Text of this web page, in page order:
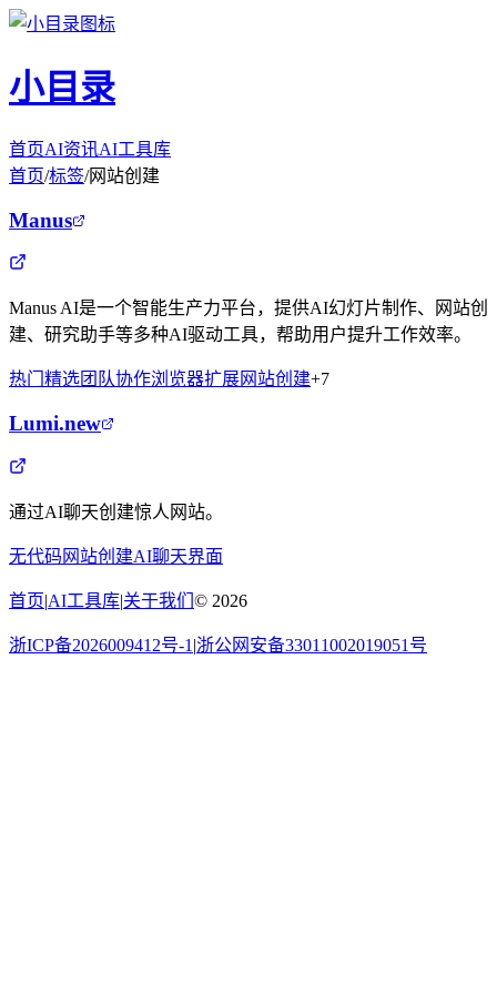
小目录
首页AI资讯AI工具库
首页/标签/网站创建
Manus
Manus AI是一个智能生产力平台，提供AI幻灯片制作、网站创
建、研究助手等多种AI驱动工具，帮助用户提升工作效率。
热门精选团队协作浏览器扩展网站创建+7
Lumi.new
通过AI聊天创建惊人网站。
无代码 网站创建AI聊天界面
首页|AI工具库|关于我们 © 2026
浙ICP备2026009412号-1 |浙公网安备33011002019051号